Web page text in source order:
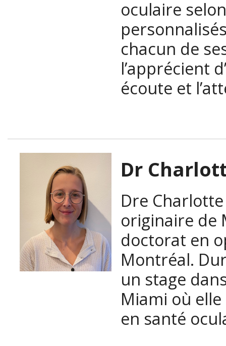
oculaire
chacun de
l’apprécient
écoute et
Dr
Dre
originaire de
doctorat en
Montréal.
un stage
Miami où
en santé